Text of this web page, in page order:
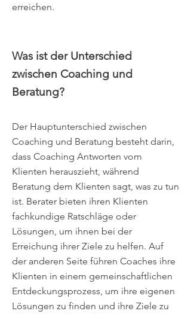
erreichen.
Was ist der Unterschied
zwischen Coaching und
Beratung?
Der Hauptunterschied zwischen
Coaching und Beratung besteht darin,
dass Coaching Antworten vom
Klienten herauszieht, während
Beratung dem Klienten sagt, was zu tun
ist. Berater bieten ihren Klienten
fachkundige Ratschläge oder
Lösungen, um ihnen bei der
Erreichung ihrer Ziele zu helfen. Auf
der anderen Seite führen Coaches ihre
Klienten in einem gemeinschaftlichen
Entdeckungsprozess, um ihre eigenen
Lösungen zu finden und ihre Ziele zu